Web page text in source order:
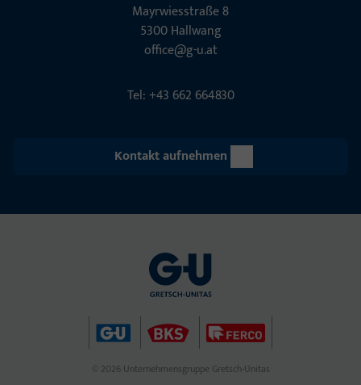
Mayrwies­straße 8
5300 Hall­wang
office@g-u.at
Tel: +43 662 664830
Kontakt aufnehmen
© 2026 Unternehmensgruppe Gretsch-Unitas